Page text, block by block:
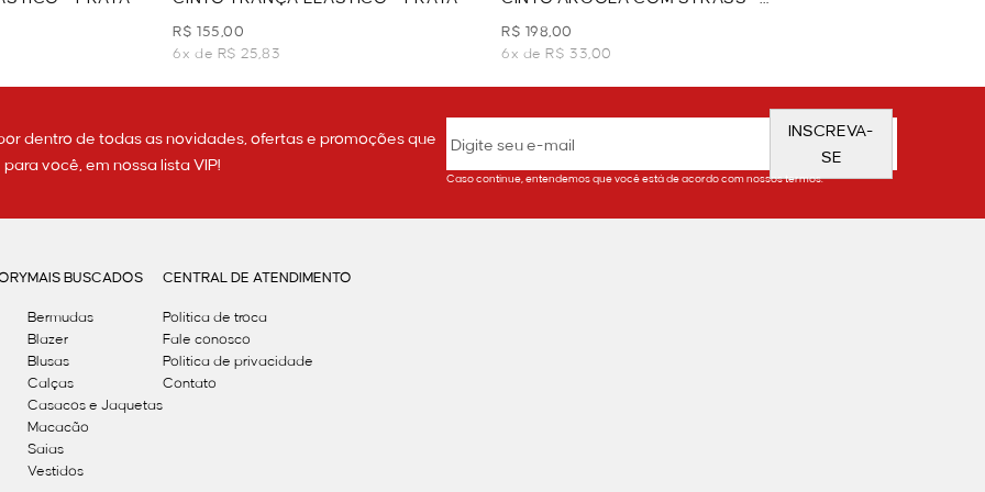
R$ 155,00
6x de R$ 25,83
DOURADO
R$ 198,00
6x de R$ 33,00
dentro de todas as novidades, ofertas e promoções que
você, em nossa lista VIP!
INSCREVA-
SE
Caso continue, entendemos que você está de acordo com nossos termos.
MAIS BUSCADOS
Bermudas
Blazer
Blusas
Calças
Casacos e Jaquetas
Macacão
Saias
Vestidos
CENTRAL DE ATENDIMENTO
Política de troca
Fale conosco
Politica de privacidade
Contato